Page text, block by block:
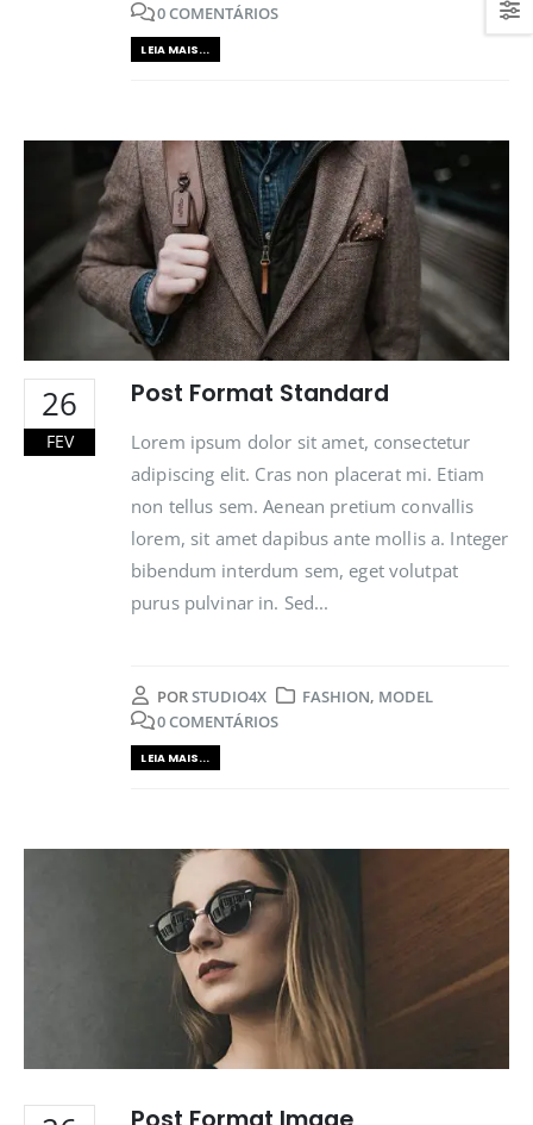
0 COMENTÁRIOS
LEIA MAIS...
26
FEV
Post Format Standard
Lorem ipsum dolor sit amet, consectetur
adipiscing elit. Cras non placerat mi. Etiam
non tellus sem. Aenean pretium convallis
lorem, sit amet dapibus ante mollis a. Integer
bibendum interdum sem, eget volutpat
purus pulvinar in. Sed...
PORSTUDIO4X FASHION, MODEL
0 COMENTÁRIOS
LEIA MAIS...